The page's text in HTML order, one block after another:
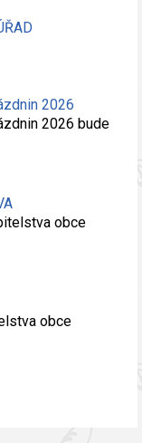
2026
2026 bude
obce
obce